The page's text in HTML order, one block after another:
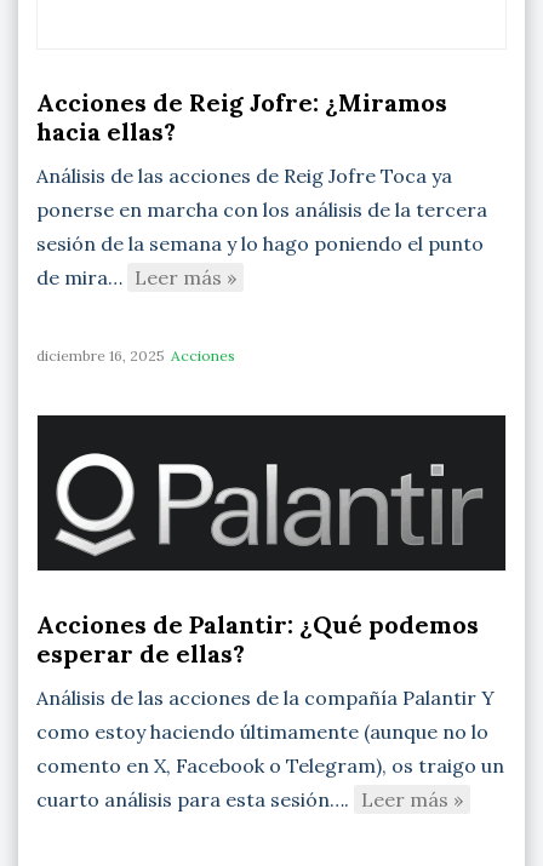
Acciones de Reig Jofre: ¿Miramos
hacia ellas?
Análisis de las acciones de Reig Jofre Toca ya
ponerse en marcha con los análisis de la tercera
sesión de la semana y lo hago poniendo el punto
de mira… Leer más »
diciembre 16, 2025 Acciones
Acciones de Palantir: ¿Qué podemos
esperar de ellas?
Análisis de las acciones de la compañía Palantir Y
como estoy haciendo últimamente (aunque no lo
comento en X, Facebook o Telegram), os traigo un
cuarto análisis para esta sesión…. Leer más »